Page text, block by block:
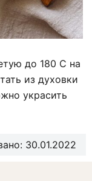
до 180 С на
из духовки
украсить
30.01.2022